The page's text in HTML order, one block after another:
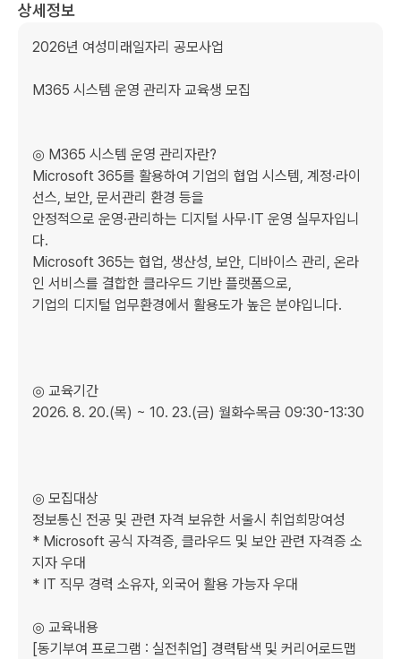
상세정보
2026년 여성미래일자리 공모사업
M365 시스템 운영 관리자 교육생 모집
◎ M365 시스템 운영 관리자란?
Microsoft 365를 활용하여 기업의 협업 시스템, 계정·라이
선스, 보안, 문서관리 환경 등을
안정적으로 운영·관리하는 디지털 사무·IT 운영 실무자입니
다.
Microsoft 365는 협업, 생산성, 보안, 디바이스 관리, 온라
인 서비스를 결합한 클라우드 기반 플랫폼으로,
기업의 디지털 업무환경에서 활용도가 높은 분야입니다.
◎ 교육기간
2026. 8. 20.(목) ~ 10. 23.(금) 월화수목금 09:30-13:30
◎ 모집대상
정보통신 전공 및 관련 자격 보유한 서울시 취업희망여성
* Microsoft 공식 자격증, 클라우드 및 보안 관련 자격증 소
지자 우대
* IT 직무 경력 소유자, 외국어 활용 가능자 우대
◎ 교육내용
[동기부여 프로그램 : 실전취업] 경력탐색 및 커리어로드맵